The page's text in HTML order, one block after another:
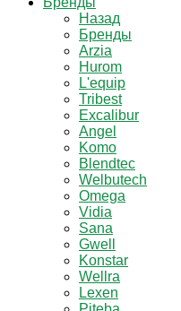
Назад
Бренды
Arzia
Hurom
L'equip
Tribest
Excalibur
Angel
Komo
Blendtec
Welbutech
Omega
Vidia
Sana
Gwell
Konstar
Wellra
Lexen